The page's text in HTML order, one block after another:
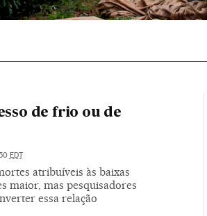
de frio ou de
EDT
atribuíveis às baixas
maior, mas pesquisadores
essa relação